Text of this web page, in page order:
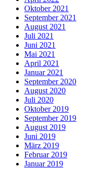
Oktober 2021
September 2021
August 2021
Juli 2021
Juni 2021
Mai 2021
April 2021
Januar 2021
September 2020
August 2020
Juli 2020
Oktober 2019
September 2019
August 2019
Juni 2019
März 2019
Februar 2019
Januar 2019